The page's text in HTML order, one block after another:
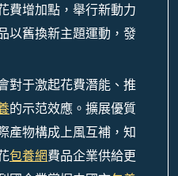
費增加點，舉行新動力
以舊換新主題運動，發
對于激起花費潛能、推
的示范效應。擴展優質
產物構成上風互補，知
包養網費品企業供給更